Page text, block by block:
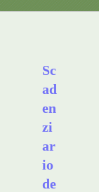
Sc
ad
en
zi
ar
io
de